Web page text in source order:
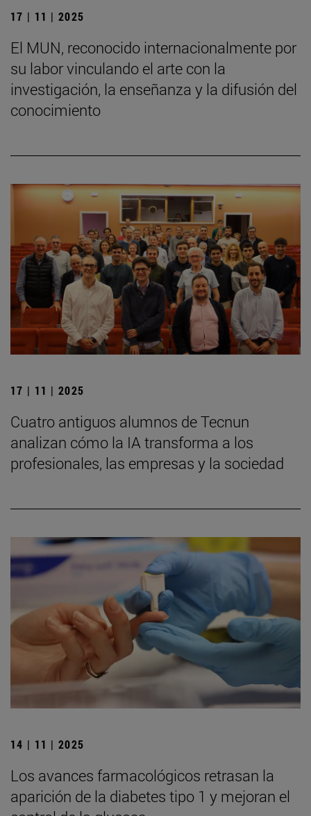
17 | 11 | 2025
El MUN, reconocido internacionalmente por
su labor vinculando el arte con la
investigación, la enseñanza y la difusión del
conocimiento
17 | 11 | 2025
Cuatro antiguos alumnos de Tecnun
analizan cómo la IA transforma a los
profesionales, las empresas y la sociedad
14 | 11 | 2025
Los avances farmacológicos retrasan la
aparición de la diabetes tipo 1 y mejoran el